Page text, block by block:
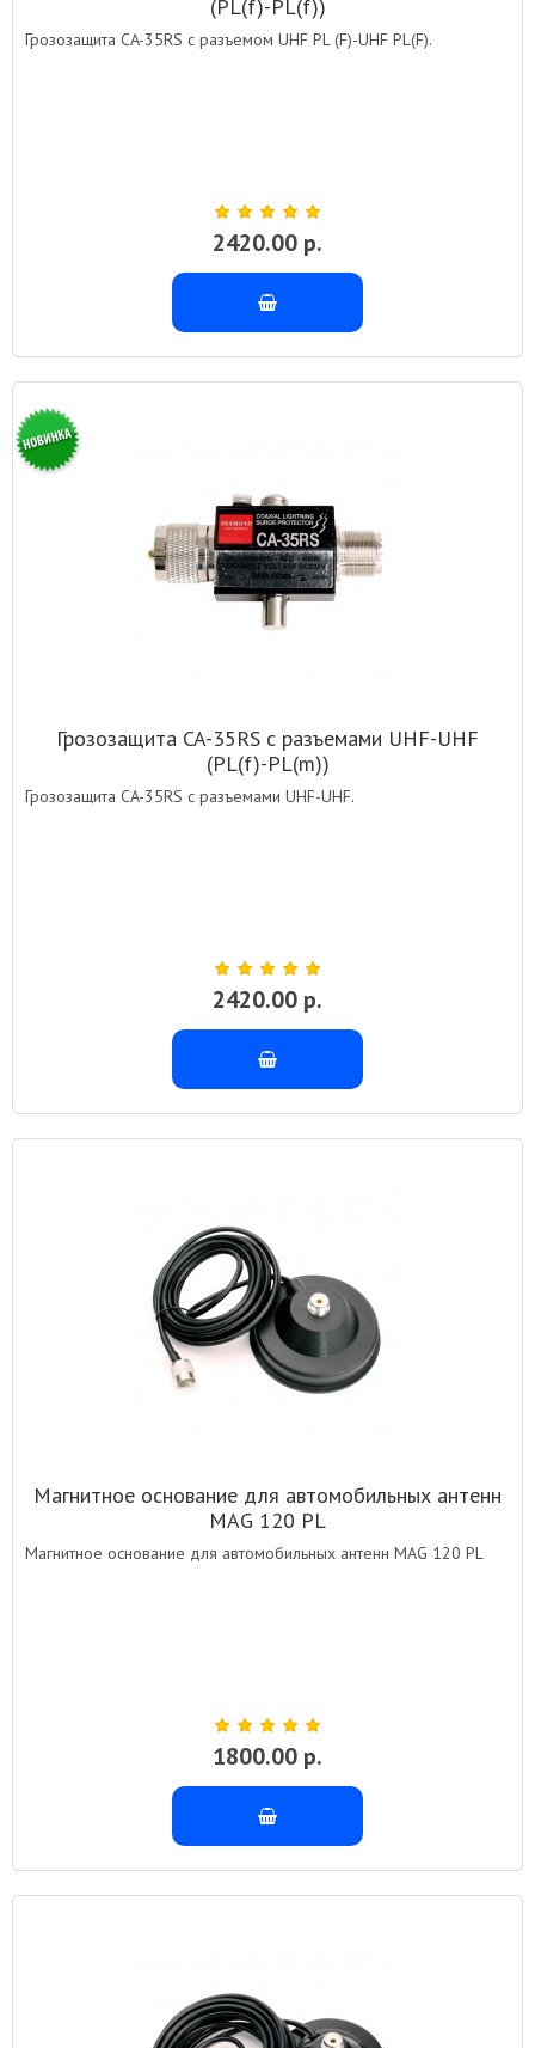
(PL(f)-PL(f))
Грозозащита CA-35RS с разъемом UHF PL (F)-UHF PL(F).
2420.00 р.
Грозозащита CA-35RS с разъемами UHF-UHF
(PL(f)-PL(m))
Грозозащита CA-35RS с разъемами UHF-UHF.
2420.00 р.
Магнитное основание для автомобильных антенн
MAG 120 PL
Магнитное основание для автомобильных антенн MAG 120 PL
1800.00 р.